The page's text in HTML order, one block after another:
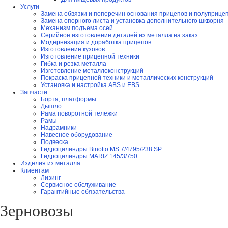
Услуги
Замена обвязки и поперечин основания прицепов и
Замена опорного листа и установка дополнительного шкворня
Механизм подъема осей
Серийное изготовление деталей из металла на заказ
Модернизация и доработка прицепов
Изготовление кузовов
Изготовление прицепной техники
Гибка и резка металла
Изготовление металлоконструкций
Покраска прицепной техники и металлических конструкций
Установка и настройка ABS и EBS
Запчасти
Борта, платформы
Дышло
Рама поворотной тележки
Рамы
Надрамники
Навесное оборудование
Подвеска
Гидроцилиндры Binotto MS 7/4795/238 SP
Гидроцилиндры MARIZ 145/3/750
Изделия из металла
Клиентам
Лизинг
Сервисное обслуживание
Гарантийные обязательства
Зерновозы